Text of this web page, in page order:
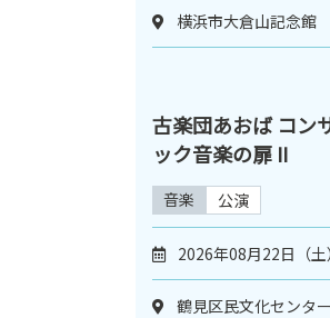
横浜市大倉山記念館
古楽団あおば コ
ック音楽の扉 II
音楽 公演
2026年08月22日（土）
鶴見区民文化センタ